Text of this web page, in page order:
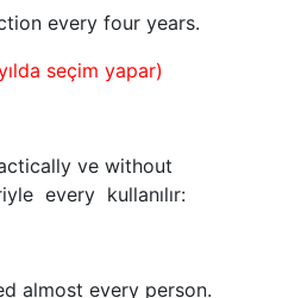
every four years.
seçim yapar)
ve without
every kullanılır:
almost every person.